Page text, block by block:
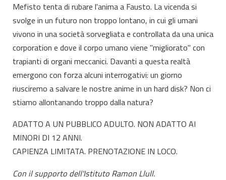
Mefisto tenta di rubare l'anima a Fausto. La vicenda si
svolge in un futuro non troppo lontano, in cui gli umani
vivono in una società sorvegliata e controllata da una unica
corporation e dove il corpo umano viene "migliorato" con
trapianti di organi meccanici. Davanti a questa realtà
emergono con forza alcuni interrogativi: un giorno
riusciremo a salvare le nostre anime in un hard disk? Non ci
stiamo allontanando troppo dalla natura?
ADATTO A UN PUBBLICO ADULTO. NON ADATTO AI
MINORI DI 12 ANNI.
CAPIENZA LIMITATA. PRENOTAZIONE IN LOCO.
Con il supporto dell'Istituto Ramon Llull.